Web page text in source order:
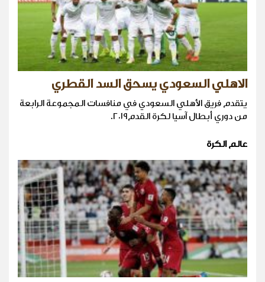
الاهلي السعودي يسحق السد القطري
يتقدم فريق الأهلي السعودي في منافسات المجموعة الرابعة
من دوري أبطال آسيا لكرة القدم٢٠١٩.
عالم الكرة